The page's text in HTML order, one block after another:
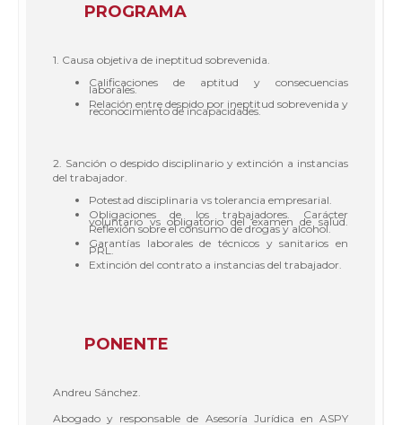
PROGRAMA
1. Causa objetiva de ineptitud sobrevenida.
Calificaciones de aptitud y consecuencias
laborales.
Relación entre despido por ineptitud sobrevenida y
reconocimiento de incapacidades.
2. Sanción o despido disciplinario y extinción a instancias
del trabajador.
Potestad disciplinaria vs tolerancia empresarial.
Obligaciones de los trabajadores. Carácter
voluntario vs obligatorio del examen de salud.
Reflexión sobre el consumo de drogas y alcohol.
Garantías laborales de técnicos y sanitarios en
PRL.
Extinción del contrato a instancias del trabajador.
PONENTE
Andreu Sánchez.
Abogado y responsable de Asesoría Jurídica en ASPY